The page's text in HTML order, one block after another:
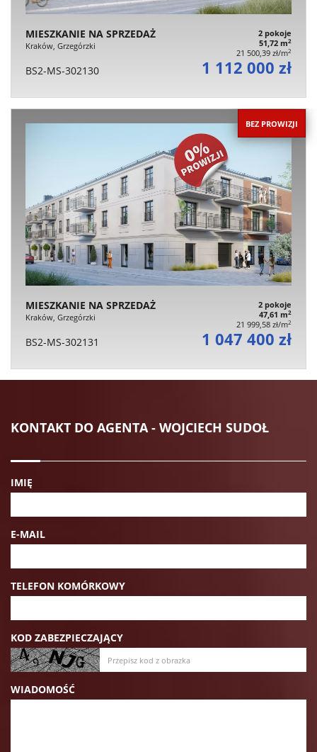
MIESZKANIE NA SPRZEDAŻ
Kraków, Grzegórzki
2 pokoje
51,72 m2
21 500,39 zł/m2
BS2-MS-302130 1 112 000 zł
BEZ PROWIZJI
MIESZKANIE NA SPRZEDAŻ
Kraków, Grzegórzki
2 pokoje
47,61 m2
21 999,58 zł/m2
BS2-MS-302131 1 047 400 zł
KONTAKT DO AGENTA - WOJCIECH SUDOŁ
IMIĘ
E-MAIL
TELEFON KOMÓRKOWY
KOD ZABEZPIECZAJĄCY
WIADOMOŚĆ